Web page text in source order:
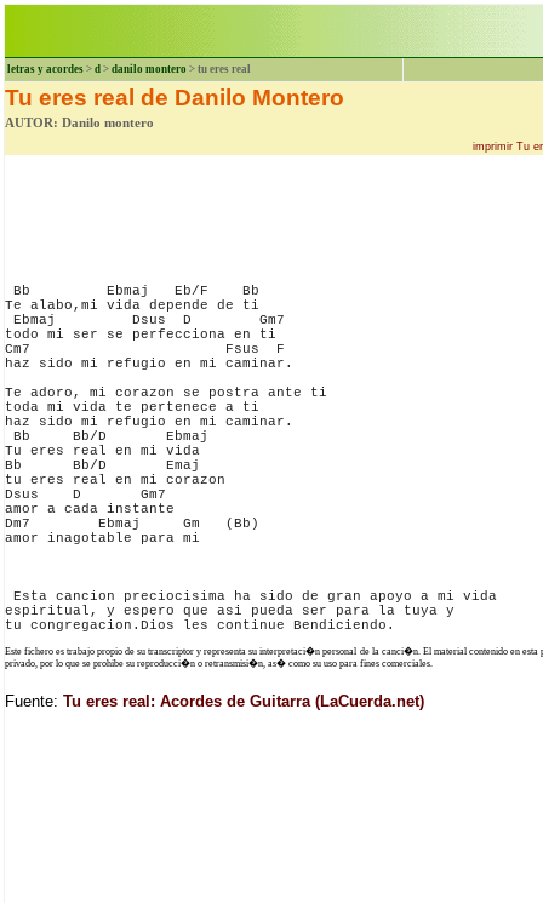
letras y acordes > d > danilo montero > tu eres real
Tu eres real de Danilo Montero
AUTOR: Danilo montero
imprimir Tu
Bb         Ebmaj   Eb/F    Bb
Te alabo,mi vida depende de ti
Ebmaj         Dsus  D        Gm7
todo mi ser se perfecciona en ti
Cm7                       Fsus  F
haz sido mi refugio en mi caminar.
Te adoro, mi corazon se postra ante ti
toda mi vida te pertenece a ti
haz sido mi refugio en mi caminar.
Bb     Bb/D       Ebmaj
Tu eres real en mi vida
Bb      Bb/D       Emaj
tu eres real en mi corazon
Dsus    D       Gm7
amor a cada instante
Dm7        Ebmaj     Gm   (Bb)
amor inagotable para mi
Esta cancion preciocisima ha sido de gran apoyo a mi vida
espiritual, y espero que asi pueda ser para la tuya y
Este fichero es trabajo propio de su transcriptor y representa su interpretaci�n personal de la canci�n. El material contenido en esta
privado, por lo que se prohibe su reproducci�n o retransmisi�n, as� como su uso para fines comerciales.
Fuente: Tu eres real: Acordes de Guitarra (LaCuerda.net)